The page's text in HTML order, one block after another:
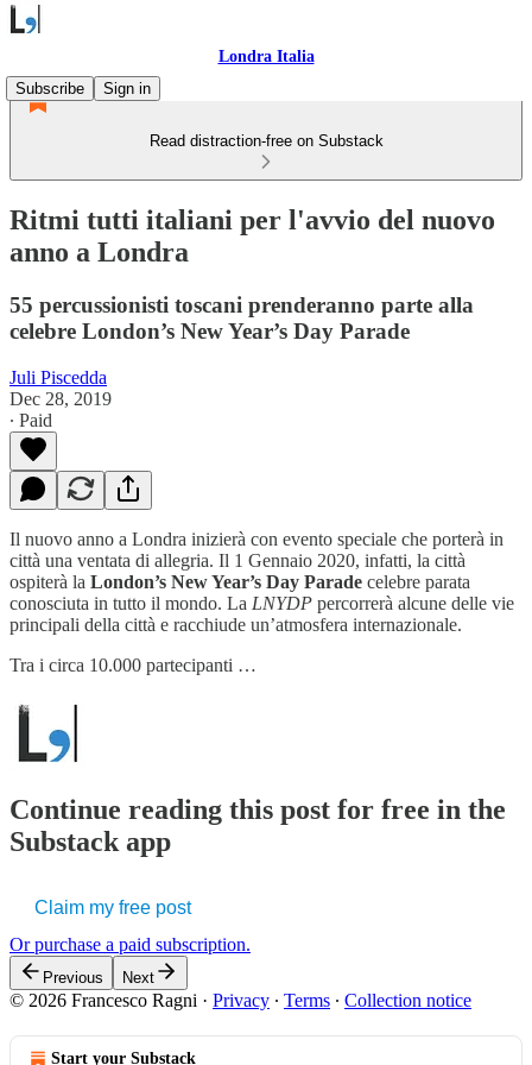
Londra Italia
Subscribe
Sign in
Read distraction-free on Substack
Ritmi tutti italiani per l'avvio del nuovo
anno a Londra
55 percussionisti toscani prenderanno parte alla
celebre London’s New Year’s Day Parade
Juli Piscedda
Dec 28, 2019
∙ Paid
Il nuovo anno a Londra inizierà con evento speciale che porterà in
città una ventata di allegria. Il 1 Gennaio 2020, infatti, la città
ospiterà la London’s New Year’s Day Parade celebre parata
conosciuta in tutto il mondo. La LNYDP percorrerà alcune delle vie
principali della città e racchiude un’atmosfera internazionale.
Tra i circa 10.000 partecipanti …
Continue reading this post for free in the
Substack app
Claim my free post
Or purchase a paid subscription.
Previous Next
© 2026 Francesco Ragni · Privacy ∙ Terms ∙ Collection notice
Start your Substack